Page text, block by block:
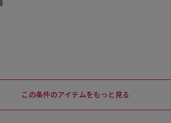
この条件のアイテムをもっと見る